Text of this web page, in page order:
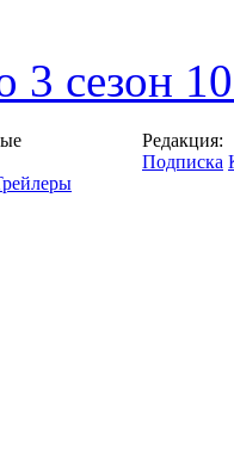
3 сезон
Редакция:
Подписка